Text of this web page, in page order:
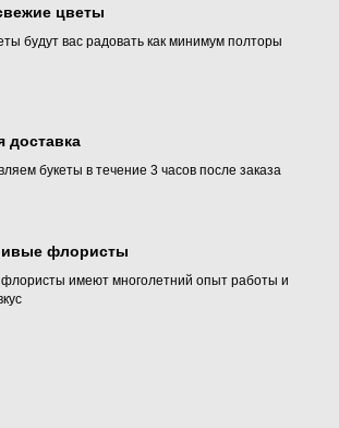
цветы
будут вас радовать как минимум полторы
доставка
букеты в течение 3 часов после заказа
флористы
имеют многолетний опыт работы и